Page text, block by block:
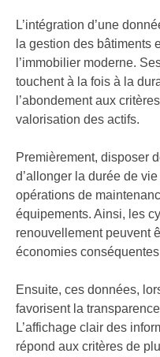
L’intégration d’une
la gestion des bâtiments
l’immobilier moderne.
touchent à la fois à la
l’abondement aux
valorisation des actifs.
Premièrement, disposer
d’allonger la durée de
opérations de
équipements. Ainsi, les
renouvellement peuvent
économies
Ensuite, ces données,
favorisent la
L’affichage clair des
répond aux critères de